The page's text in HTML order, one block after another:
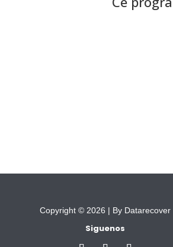
Copyright © 2026 | By Datarecover
Siguenos